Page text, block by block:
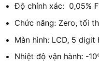
Độ chính xác: 0,05%
Chức năng: Zero, tối
Màn hình: LCD, 5
Nhiệt độ vận hành: -